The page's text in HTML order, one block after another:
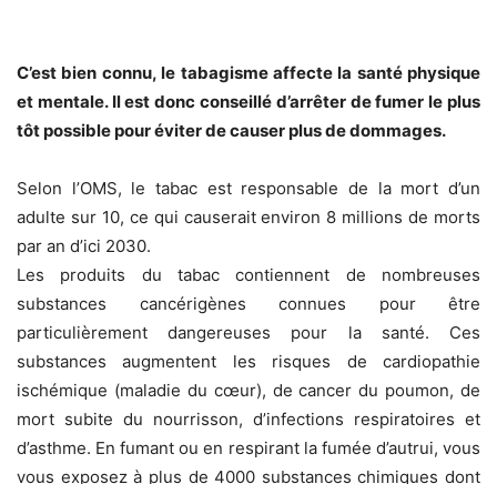
C’est bien connu, le tabagisme affecte la santé physique
et mentale. Il est donc conseillé d’arrêter de fumer le plus
tôt possible pour éviter de causer plus de dommages.
Selon l’OMS, le tabac est responsable de la mort d’un
adulte sur 10, ce qui causerait environ 8 millions de morts
par an d’ici 2030.
Les produits du tabac contiennent de nombreuses
substances cancérigènes connues pour être
particulièrement dangereuses pour la santé. Ces
substances augmentent les risques de cardiopathie
ischémique (maladie du cœur), de cancer du poumon, de
mort subite du nourrisson, d’infections respiratoires et
d’asthme. En fumant ou en respirant la fumée d’autrui, vous
vous exposez à plus de 4000 substances chimiques dont